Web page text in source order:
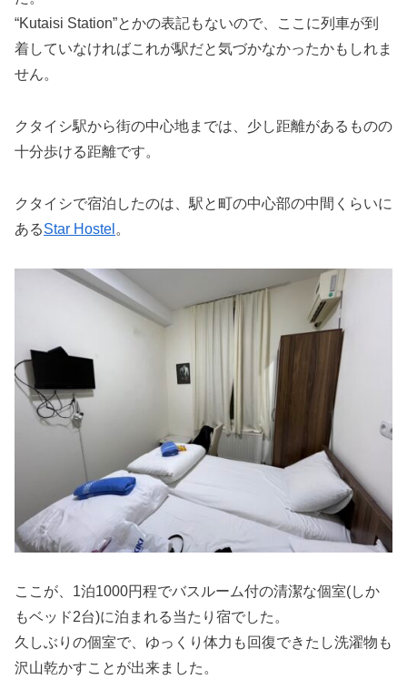
“Kutaisi Station”とかの表記もないので、ここに列車が到
着していなければこれが駅だと気づかなかったかもしれま
せん。
クタイシ駅から街の中心地までは、少し距離があるものの
十分歩ける距離です。
クタイシで宿泊したのは、駅と町の中心部の中間くらいに
あるStar Hostel 。
ここが、1泊1000円程でバスルーム付の清潔な個室(しか
もベッド2台)に泊まれる当たり宿でした。
久しぶりの個室で、ゆっくり体力も回復できたし洗濯物も
沢山乾かすことが出来ました。